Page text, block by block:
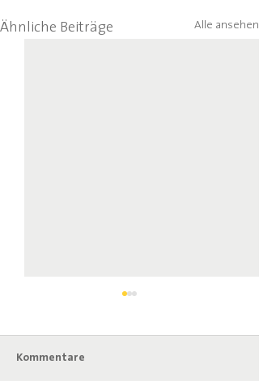
Ähnliche Beiträge Alle ansehen
Kommentare